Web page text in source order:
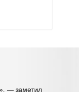
— заметил